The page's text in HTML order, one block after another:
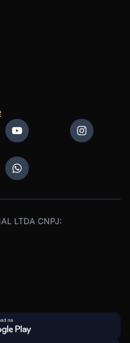
LTDA CNPJ: